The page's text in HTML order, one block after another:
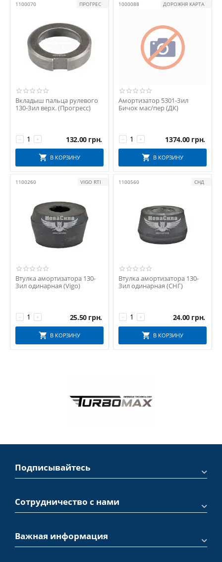
1100070 ПРОГРЕС
Вкладыш пальца рулевого
130-Зил верх. (Прогресс)
+
− 132.00 грн.
В КОРЗИНУ
1000088 ДОРОЖНЯ КАРТА
Амортизатор 5301-Зил
Бичок мас/пер (ДК)
+
− 1374.00 грн.
В КОРЗИНУ
1100260 VIGO RTI
Втулка амортизатора 130-
Зил одинарная (Vigo)
+
− 25.50 грн.
В КОРЗИНУ
1100560 СНД
Втулка амортизатора 130-
Зил одинарная (СНГ)
+
− 24.00 грн.
В КОРЗИНУ
Подписывайтесь
Сотрудничество с нами
Важная информация